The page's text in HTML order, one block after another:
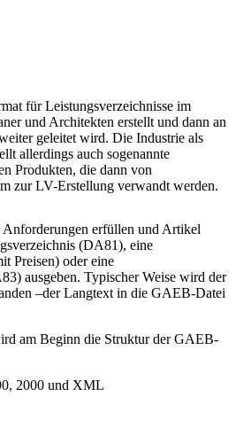
für Leistungsverzeichnisse im
und Architekten erstellt und dann an
geleitet wird. Die Industrie als
allerdings auch sogenannte
Produkten, die dann von
zur LV-Erstellung verwandt werden.
erfüllen und Artikel
(DA81), eine
Preisen) oder eine
ausgeben. Typischer Weise wird der
–der Langtext in die GAEB-Datei
am Beginn die Struktur der GAEB-
2000 und XML